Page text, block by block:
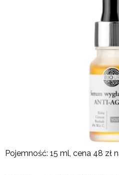
Pojemność: 15 ml, cena 48 zł